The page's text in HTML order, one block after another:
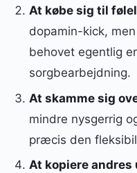
At købe sig til
dopamin-kick,
behovet egentlig
sorgbearbejdning.
At skamme sig
mindre nysgerrig
præcis den
At kopiere andres